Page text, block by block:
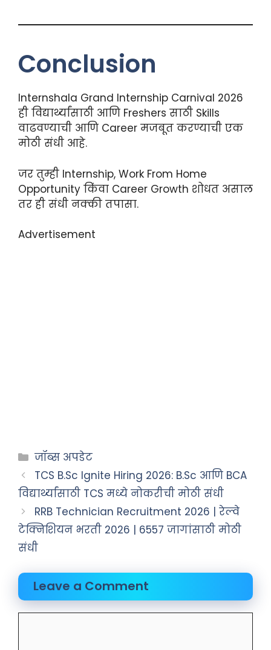
Conclusion
Internshala Grand Internship Carnival 2026
ही विद्यार्थ्यांसाठी आणि Freshers साठी Skills
वाढवण्याची आणि Career मजबूत करण्याची एक
मोठी संधी आहे.
जर तुम्ही Internship, Work From Home
Opportunity किंवा Career Growth शोधत असाल
तर ही संधी नक्की तपासा.
Advertisement
जॉब्स अपडेट
TCS B.Sc Ignite Hiring 2026: B.Sc आणि BCA
विद्यार्थ्यांसाठी TCS मध्ये नोकरीची मोठी संधी
RRB Technician Recruitment 2026 | रेल्वे
टेक्निशियन भरती 2026 | 6557 जागांसाठी मोठी
संधी
Leave a Comment